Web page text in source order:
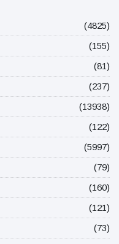
(4825)
(155)
(81)
(237)
(13938)
(122)
(5997)
(79)
(160)
(121)
(73)